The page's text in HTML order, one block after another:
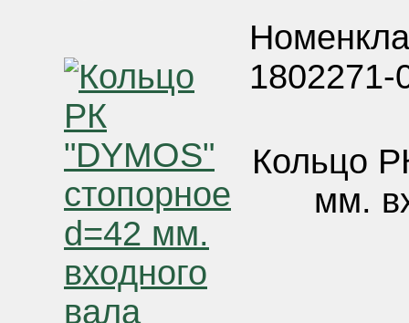
1802271-
Кольцо
мм.